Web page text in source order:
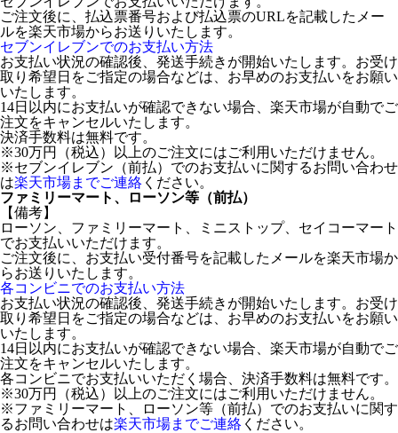
ご注文後に、払込票番号および払込票のURLを記載したメー
ルを楽天市場からお送りいたします。
セブンイレブンでのお支払い方法
お支払い状況の確認後、発送手続きが開始いたします。お受け
取り希望日をご指定の場合などは、お早めのお支払いをお願い
いたします。
14日以内にお支払いが確認できない場合、楽天市場が自動でご
注文をキャンセルいたします。
決済手数料は無料です。
※30万円（税込）以上のご注文にはご利用いただけません。
※セブンイレブン（前払）でのお支払いに関するお問い合わせ
は楽天市場までご連絡 ください。
ファミリーマート、ローソン等（前払）
【備考】
ローソン、ファミリーマート、ミニストップ、セイコーマート
でお支払いいただけます。
ご注文後に、お支払い受付番号を記載したメールを楽天市場か
らお送りいたします。
各コンビニでのお支払い方法
お支払い状況の確認後、発送手続きが開始いたします。お受け
取り希望日をご指定の場合などは、お早めのお支払いをお願い
いたします。
14日以内にお支払いが確認できない場合、楽天市場が自動でご
注文をキャンセルいたします。
各コンビニでお支払いいただく場合、決済手数料は無料です。
※30万円（税込）以上のご注文にはご利用いただけません。
※ファミリーマート、ローソン等（前払）でのお支払いに関す
るお問い合わせは楽天市場までご連絡 ください。